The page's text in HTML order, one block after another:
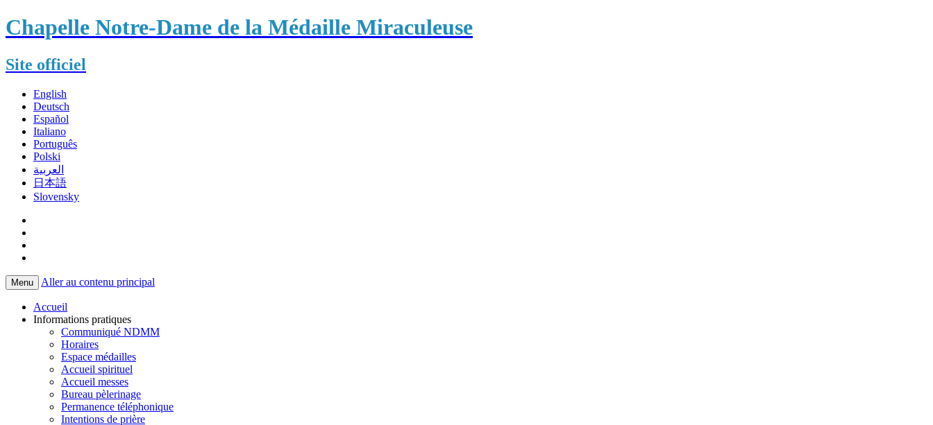
Chapelle Notre-Dame de la Médaille Miraculeuse
Site officiel
English
Deutsch
Español
Italiano
Português
Polski
العربية
日本語
Slovensky
Menu Aller au contenu principal
Accueil
Informations pratiques
Communiqué NDMM
Horaires
Espace médailles
Accueil spirituel
Accueil messes
Bureau pèlerinage
Permanence téléphonique
Intentions de prière